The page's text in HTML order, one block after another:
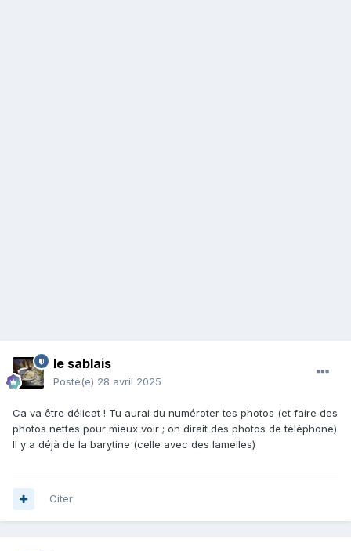
le sablais
Posté(e) 28 avril 2025
Ca va être délicat ! Tu aurai du numéroter tes photos (et faire des
photos nettes pour mieux voir ; on dirait des photos de téléphone)
Il y a déjà de la barytine (celle avec des lamelles)
Citer